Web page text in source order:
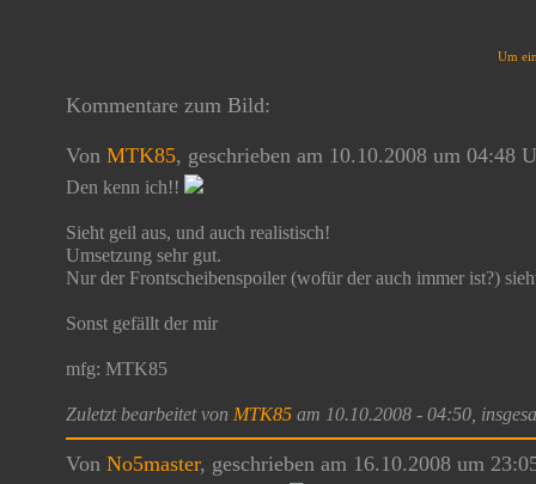
Um
Kommentare zum Bild:
Von MTK85, geschrieben am 10.10.2008 um 04:48
Den kenn ich!!
Sieht geil aus, und auch realistisch!
Umsetzung sehr gut.
Nur der Frontscheibenspoiler (wofür der auch immer ist?)
Sonst gefällt der mir
mfg: MTK85
Zuletzt bearbeitet von MTK85 am 10.10.2008 - 04:50,
Von No5master, geschrieben am 16.10.2008 um